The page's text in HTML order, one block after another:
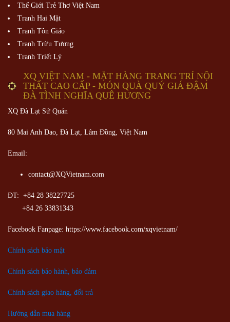
Thế Giới Trẻ Thơ Việt Nam
Tranh Hai Mặt
Tranh Tôn Giáo
Tranh Trừu Tượng
Tranh Triết Lý
XQ VIỆT NAM - MẶT HÀNG TRANG TRÍ NỘI
THẤT CAO CẤP - MÓN QUÀ QUÝ GIÁ ĐẬM
ĐÀ TÌNH NGHĨA QUÊ HƯƠNG
XQ Đà Lạt Sử Quán
80 Mai Anh Dao, Đà Lạt, Lâm Đồng, Việt Nam
Email:
contact@XQVietnam.com
ĐT: +84 28 38227725
+84 26 33831343
Facebook Fanpage: https://www.facebook.com/xqvietnam/
Chính sách bảo mật
Chính sách bảo hành, bảo đảm
Chính sách giao hàng, đổi trả
Hướng dẫn mua hàng